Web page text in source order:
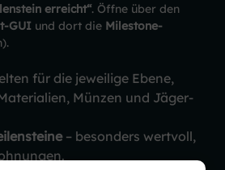
erreicht“. Öffne über den
GUI und dort die Milestone-
für die jeweilige Ebene,
Münzen und Jäger-
– besonders wertvoll,